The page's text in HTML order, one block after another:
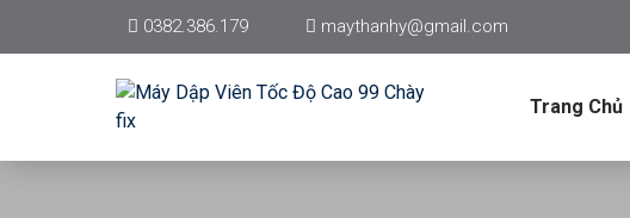
0382.386.179 maythanhy@gmail.com
Trang Chủ